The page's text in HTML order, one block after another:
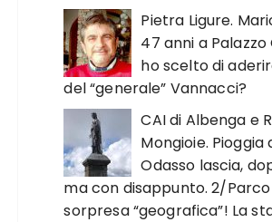
Pietra Ligure.
47 anni a
ho scelto di
del “generale” Vannacci?
CAI di Albenga e
Mongioie. Pioggia
Odasso lascia,
ma con disappunto. 2/Parco
sorpresa “geografica”! La